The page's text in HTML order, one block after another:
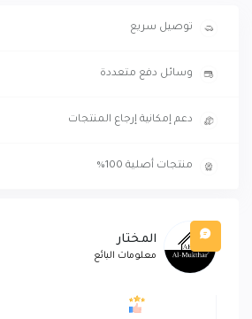
توصيل سريع
وسائل دفع متعددة
دعم إمكانية إرجاع المنتجات
منتجات أصلية 100%
المختار
معلومات البائع